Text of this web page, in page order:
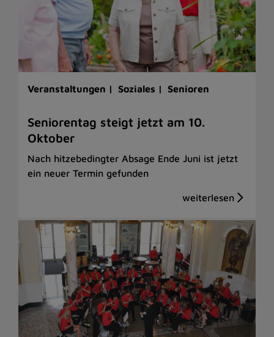
Veranstaltungen | Soziales | Senioren
Seniorentag steigt jetzt am 10.
Oktober
Nach hitzebedingter Absage Ende Juni ist jetzt
ein neuer Termin gefunden